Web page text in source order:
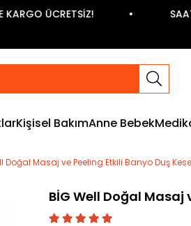
ÜCRETSİZ! SAAT
Kişisel BakımAnne Bebek
Doğal Masaj ve Peeling Etkili Banyo Duş
BİG Well Doğal Masaj